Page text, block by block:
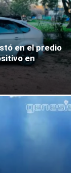
en el predio
en